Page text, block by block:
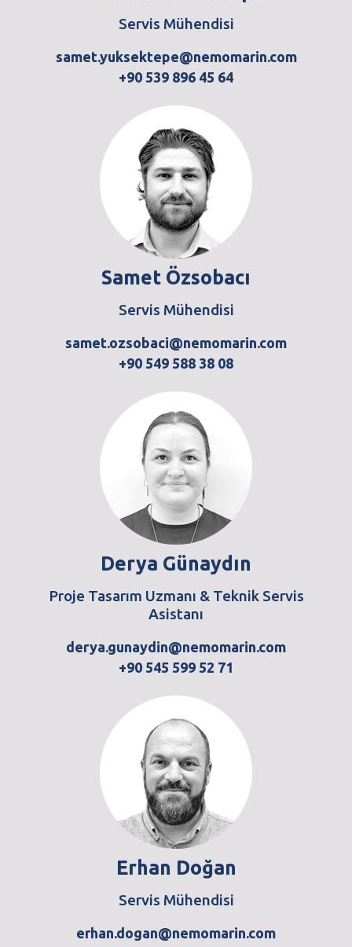
Servis Mühendisi
samet.yuksektepe@nemomarin.com
+90 539 896 45 64
Samet Özsobacı
Servis Mühendisi
samet.ozsobaci@nemomarin.com
+90 549 588 38 08
Derya Günaydın
Proje Tasarım Uzmanı & Teknik Servis
Asistanı
derya.gunaydin@nemomarin.com
+90 545 599 52 71
Erhan Doğan
Servis Mühendisi
erhan.dogan@nemomarin.com